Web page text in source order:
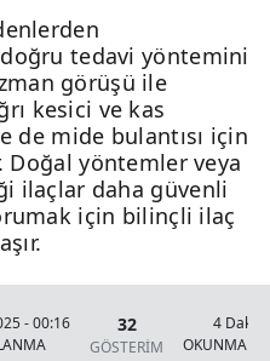
tedavi yöntemini
görüşü ile
kesici ve kas
de mide bulantısı için
yöntemler veya
ilaçlar daha güvenli
için bilinçli ilaç
- 00:16
32
GÖSTERİM
4 Dakika
OKUNMA